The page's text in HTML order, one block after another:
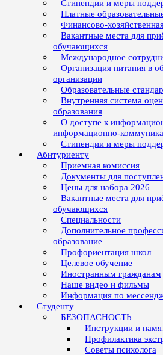
Стипендии и меры
Платные
Финансово-
Вакантные места для
обучающихся
Международное
Организация питания в
организации
Образовательные
Внутренняя система
образования
О доступе к
информационно-
Стипендии и меры
Абитуриенту
Приемная комиссия
Документы для
Цены для набора 2026
Вакантные места для
обучающихся
Специальности
Дополнительное
образование
Профориентация школ
Целевое обучение
Иностранным гражданам
Наше видео и фильмы
Информация по
Студенту
БЕЗОПАСНОСТЬ
Инструкции и
Профилактика
Советы психолога